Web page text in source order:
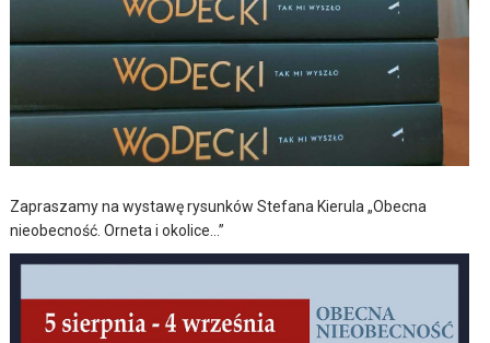
Zapraszamy na wystawę rysunków Stefana Kierula „Obecna
nieobecność. Orneta i okolice…”